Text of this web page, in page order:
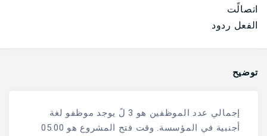
اتصالًت
الفعل ردود
توضيح
إجمالي عدد الموظفين هو 3 لً يوجد موظفو لغة
أجنبية في المؤسسة. وقت فتح المشروع هو 05.00